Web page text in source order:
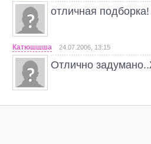
отличная подборка!
Катюшшша 24.07.2006, 13:15
Отлично